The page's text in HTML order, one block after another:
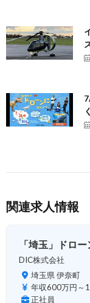
関連求人情報
「埼玉」ドロ
DIC株式会社
埼玉県 伊奈町
年収600万円～
正社員